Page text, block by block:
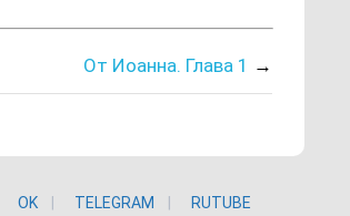
От Иоанна. Глава 1 →
ОK TELEGRAM RUTUBE